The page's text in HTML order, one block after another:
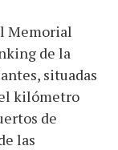
Memorial
de la
situadas
kilómetro
de
las